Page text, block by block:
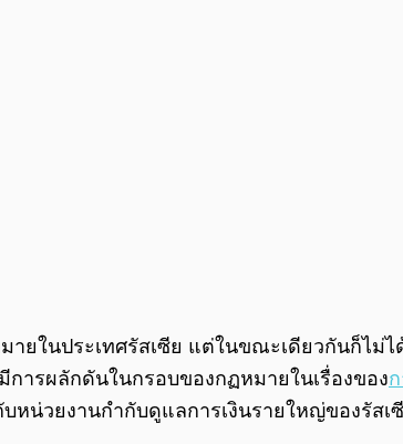
มายในประเทศรัสเซีย แต่ในขณะเดียวกันก็ไ
การผลักดันในกรอบของกฏหมายในเรื่องของ
น่วยงานกำกับดูแลการเงินรายใหญ่ของรัสเ